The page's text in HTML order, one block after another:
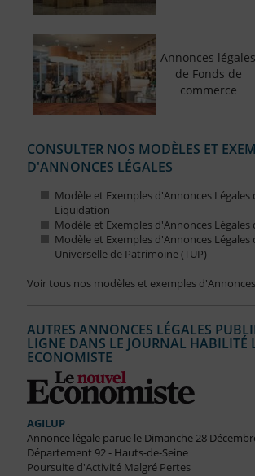
Annonces légales
de Fonds de
commerce
CONSULTER NOS MODÈLES ET
D'ANNONCES LÉGALES
Modèle et Exemples d'Annonces Légales
Liquidation
Modèle et Exemples d'Annonces Légales
Modèle et Exemples d'Annonces Légales
Universelle de Patrimoine (TUP)
Voir tous nos modèles et exemples
AUTRES ANNONCES LÉGALES
LIGNE DANS LE JOURNAL HABILITÉ
ECONOMISTE
AGILUP
Annonce légale parue le Dimanche 28
Département 92 - Hauts-de-Seine
Poursuite d'Activité Malgré Pertes